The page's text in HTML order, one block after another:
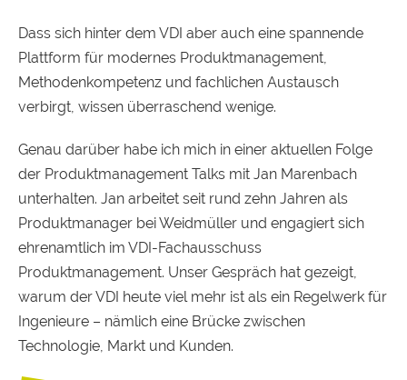
Dass sich hinter dem VDI aber auch eine spannende
Plattform für modernes Produktmanagement,
Methodenkompetenz und fachlichen Austausch
verbirgt, wissen überraschend wenige.
Genau darüber habe ich mich in einer aktuellen Folge
der Produktmanagement Talks mit Jan Marenbach
unterhalten. Jan arbeitet seit rund zehn Jahren als
Produktmanager bei Weidmüller und engagiert sich
ehrenamtlich im VDI-Fachausschuss
Produktmanagement. Unser Gespräch hat gezeigt,
warum der VDI heute viel mehr ist als ein Regelwerk für
Ingenieure – nämlich eine Brücke zwischen
Technologie, Markt und Kunden.